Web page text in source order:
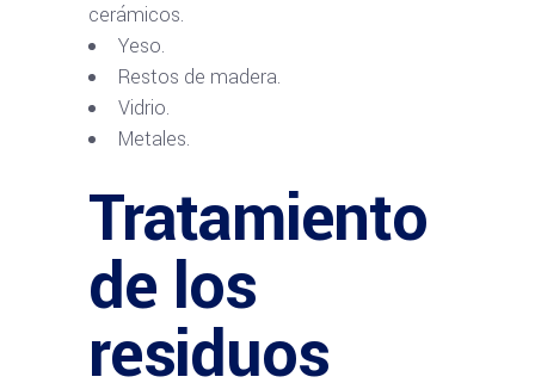
cerámicos.
Yeso.
Restos de madera.
Vidrio.
Metales.
Tratamiento
de los
residuos